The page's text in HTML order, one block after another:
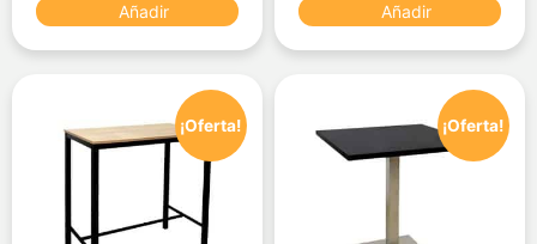
Añadir Añadir
¡Oferta! ¡Oferta!